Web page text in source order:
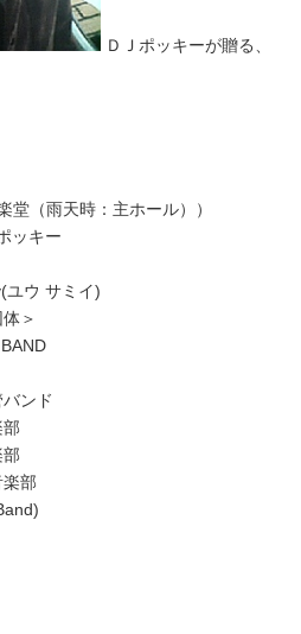
ＤＪポッキーが贈る、
（雨天時：主ホール））
ッキー
ユウ サミイ)
＞
ンド
楽部